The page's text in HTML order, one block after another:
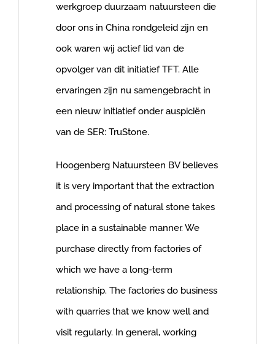
werkgroep duurzaam natuursteen die
door ons in China rondgeleid zijn en
ook waren wij actief lid van de
opvolger van dit initiatief TFT. Alle
ervaringen zijn nu samengebracht in
een nieuw initiatief onder auspiciën
van de SER: TruStone.
Hoogenberg Natuursteen BV believes
it is very important that the extraction
and processing of natural stone takes
place in a sustainable manner. We
purchase directly from factories of
which we have a long-term
relationship. The factories do business
with quarries that we know well and
visit regularly. In general, working